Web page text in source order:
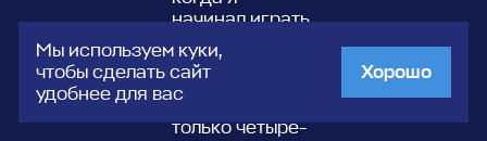
начинал играть
взрослый
коллектив
приходились
только четыре-
Мы используем куки,
чтобы сделать сайт
удобнее для вас
Хорошо